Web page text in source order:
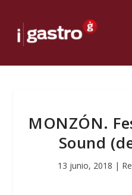
MONZÓN.
Sound
13 junio, 2018 |